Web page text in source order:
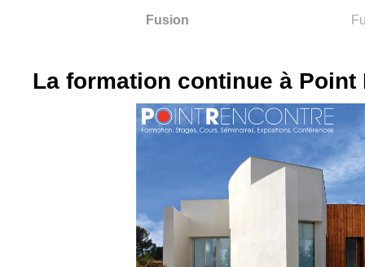
Fusion
La formation continue à Point